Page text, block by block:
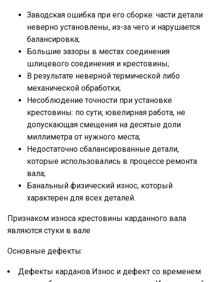
Заводская ошибка при его сборке: части детали
неверно установлены, из-за чего и нарушается
балансировка;
Большие зазоры в местах соединения
шлицевого соединения и крестовины;
В результате неверной термической либо
механической обработки;
Несоблюдение точности при установке
крестовины: по сути, ювелирная работа, не
допускающая смещения на десятые доли
миллиметра от нужного места;
Недостаточно сбалансированные детали,
которые использовались в процессе ремонта
вала;
Банальный физический износ, который
характерен для всех деталей.
Признаком износа крестовины карданного вала
являются стуки в вале
Основные дефекты:
Дефекты карданов.Износ и дефект со временем